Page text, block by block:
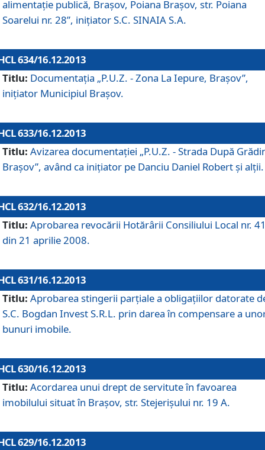
alimentaţie publică, Braşov, Poiana Braşov, str. Poiana
Soarelui nr. 28”, iniţiator S.C. SINAIA S.A.
634/16.12.2013
Titlu: Documentaţia „P.U.Z. - Zona La Iepure, Braşov”,
iniţiator Municipiul Braşov.
633/16.12.2013
Titlu: Avizarea documentaţiei „P.U.Z. - Strada După
Braşov”, având ca iniţiator pe Danciu Daniel Robert şi alţii.
632/16.12.2013
Titlu: Aprobarea revocării Hotărârii Consiliului Local nr.
din 21 aprilie 2008.
631/16.12.2013
Titlu: Aprobarea stingerii parţiale a obligaţiilor datorate
S.C. Bogdan Invest S.R.L. prin darea în compensare a
bunuri imobile.
630/16.12.2013
Titlu: Acordarea unui drept de servitute în favoarea
imobilului situat în Braşov, str. Stejerişului nr. 19 A.
629/16.12.2013